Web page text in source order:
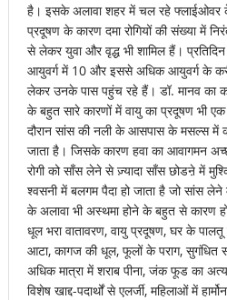
है। इसके अलावा शहर में चल रहे फ्लाईओवर
प्रदूषण के कारण दमा रोगियों की संख्या में
से लेकर युवा और वृद्ध भी शामिल हैं।
आयुवर्ग में 10 और इससे अधिक आयुवर्ग के
लेकर उनके पास पहुंच रहे हैं। डॉ. मानव का
के बहुत सारे कारणों में वायु का प्रदूषण भी
दौरान सांस की नली के आसपास के मसल्स में
जाता है। जिसके कारण हवा का आवागमन
रोगी को साँस लेने से ज़्यादा साँस छोडऩे में
श्वसनी में बलगम पैदा हो जाता है जो सांस लेने
के अलावा भी अस्थमा होने के बहुत से
धूल भरा वातावरण, वायु प्रदूषण, घर के
आटा, कागज की धूल, फूलों के पराग, सुगंधित
अधिक मात्रा में शराब पीना, जंक फूड का
विशेष खाद्द-पदार्थों से एलर्जी, महिलाओं में